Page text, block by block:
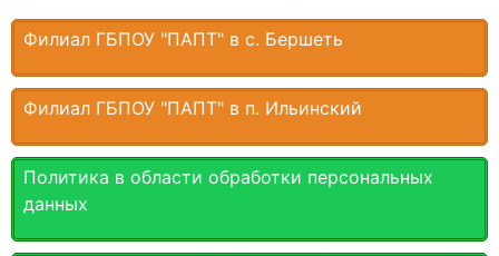
Филиал ГБПОУ "ПАПТ" в с. Бершеть
Филиал ГБПОУ "ПАПТ" в п. Ильинский
Политика в области обработки персональных
данных